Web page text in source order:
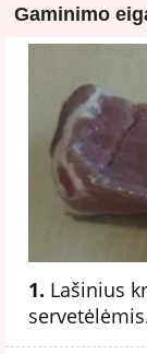
Gaminimo
1. Lašinius